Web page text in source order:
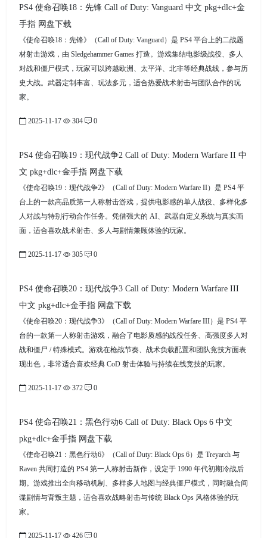
PS4 使命召唤18：先锋 Call of Duty: Vanguard 中文 pkg+dlc+金
手指 网盘下载
《使命召唤18：先锋》（Call of Duty: Vanguard）是 PS4 平台上的二战题
材射击游戏，由 Sledgehammer Games 打造。游戏集结电影级战役、多人
对战和僵尸模式，玩家可以跨越欧洲、太平洋、北非等经典战线，参与历
史大战。武器定制丰富、玩法多元，适合热爱战术射击与团队合作的玩
家。
2025-11-17 304 0
PS4 使命召唤19：现代战争2 Call of Duty: Modern Warfare II 中
文 pkg+dlc+金手指 网盘下载
《使命召唤19：现代战争2》（Call of Duty: Modern Warfare II）是 PS4 平
台上的一款高品质第一人称射击游戏，提供电影感的单人战役、多样化多
人对战与特别行动合作任务。凭借强大的 AI、武器自定义系统与真实画
面，适合喜欢战术射击、多人与剧情兼顾体验的玩家。
2025-11-17 305 0
PS4 使命召唤20：现代战争3 Call of Duty: Modern Warfare III
中文 pkg+dlc+金手指 网盘下载
《使命召唤20：现代战争3》（Call of Duty: Modern Warfare III）是 PS4 平
台的一款第一人称射击游戏，融合了电影质感的战役任务、高强度多人对
战和僵尸 / 特殊模式。游戏在枪战节奏、战术负载配置和团队竞技方面表
现出色，非常适合喜欢经典 CoD 射击体验与持续在线竞技的玩家。
2025-11-17 372 0
PS4 使命召唤21：黑色行动6 Call of Duty: Black Ops 6 中文
pkg+dlc+金手指 网盘下载
《使命召唤21：黑色行动6》（Call of Duty: Black Ops 6）是 Treyarch 与
Raven 共同打造的 PS4 第一人称射击新作，设定于 1990 年代初期冷战后
期。游戏推出全向移动机制、多样多人地图与经典僵尸模式，同时融合间
谍剧情与背叛主题，适合喜欢战略射击与传统 Black Ops 风格体验的玩
家。
2025-11-17 426 0